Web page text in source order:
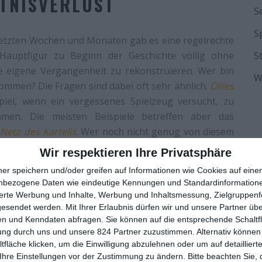
Wir respektieren Ihre Privatsphäre
speichern und/oder greifen auf Informationen wie Cookies auf
Daten wie eindeutige Kennungen und
Werbung und Inhalte, Werbung und Inhaltsmessung,
werden.
Mit Ihrer Erlaubnis dürfen wir und unsere Partner
und Kenndaten abfragen. Sie können auf die entsprechende
durch uns und unsere 824 Partner zuzustimmen. Alternativ
klicken, um die Einwilligung abzulehnen oder um auf
Einstellungen vor der Zustimmung zu ändern.
Bitte beachten Sie,
Wochen und Monaten gab es eine regelrechte
zu Beginn der Geschichte völlig ohne
eigene Vergangenheit zu rekonstruieren. Wer bin
Die Fragen sind dabei oft sehr ähnlich. Ollies
wenn ein vergessenes Spielzeug versucht, zu
Die meisten Beispiele betreffen aber das
des Kartells. Wer noch nicht genug von diesem
Nachschub aus Frankreich, in Form des Films
betont wird. Anstatt den Protagonisten auf ein
gefährliche Leute auf den Hals zu hetzen, hält
Gründen: Ein junger Mann, der im Bett liegt und
dazu prädestiniert, die Handlung entscheidend
dann auch im Kopf von Thomas ab, der nach und